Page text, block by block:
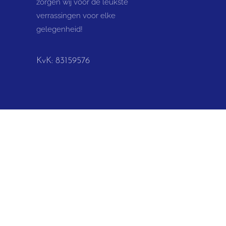
zorgen wij voor de leukste
verrassingen voor elke
gelegenheid!
KvK: 83159576